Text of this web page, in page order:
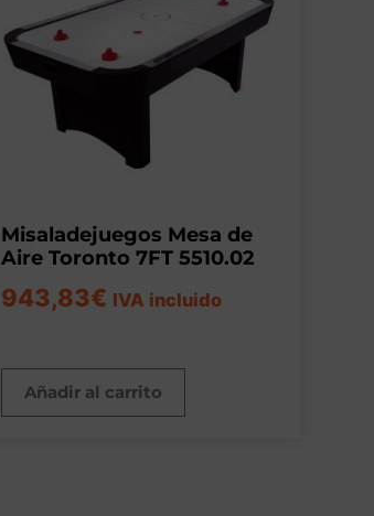
Misaladejuegos Mesa de
Aire Toronto 7FT 5510.02
943,83€ IVA incluido
Añadir al carrito